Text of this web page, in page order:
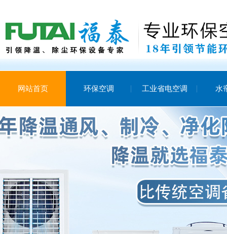
网站首页 环保空调 工业省电空调 水